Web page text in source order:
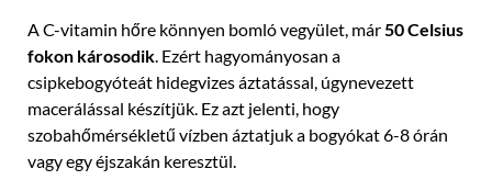
A C-vitamin hőre könnyen bomló vegyület, már 50 Celsius
fokon károsodik . Ezért hagyományosan a
csipkebogyóteát hidegvizes áztatással, úgynevezett
macerálással készítjük. Ez azt jelenti, hogy
szobahőmérsékletű vízben áztatjuk a bogyókat 6-8 órán
vagy egy éjszakán keresztül.